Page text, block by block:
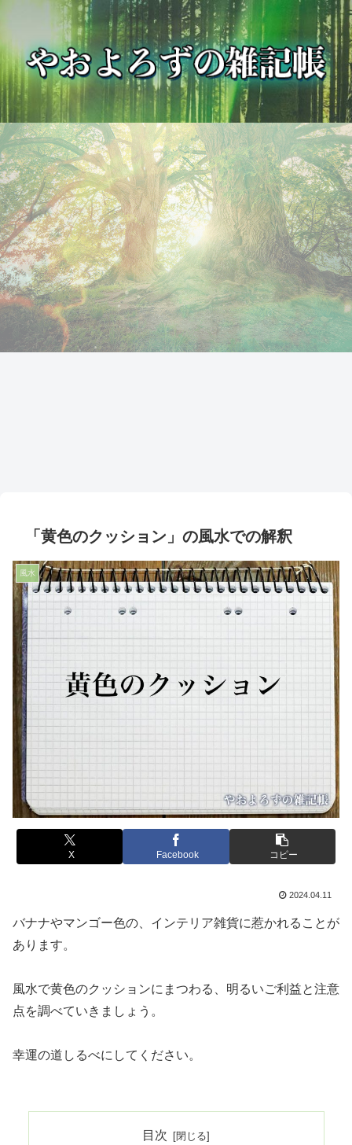
「黄色のクッション」の風水での解釈
風水
X Facebook コピー
2024.04.11
バナナやマンゴー色の、インテリア雑貨に惹かれることが
あります。
風水で黄色のクッションにまつわる、明るいご利益と注意
点を調べていきましょう。
幸運の道しるべにしてください。
目次